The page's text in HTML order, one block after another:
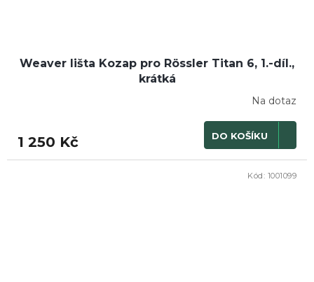
Weaver lišta Kozap pro Rössler Titan 6, 1.-díl.,
krátká
Na dotaz
1 250 Kč DO KOŠÍKU
Kód: 1001099